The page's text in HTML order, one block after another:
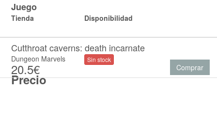
Juego
Tienda
Precio
Disponibilidad
Cutthroat caverns: death incarnate
Dungeon Marvels
20.5€
Sin stock
Comprar